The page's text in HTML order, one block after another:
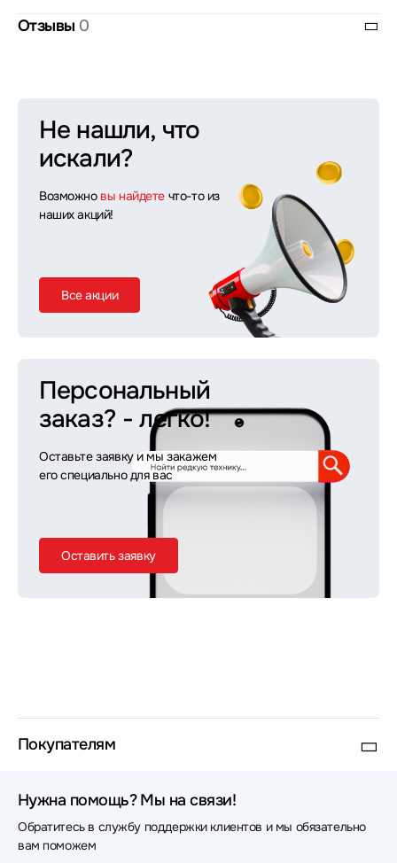
Отзывы 0
Не нашли, что
искали?
Возможно вы найдете что-то из
наших акций!
Все акции
Персональный
заказ? - легко!
Оставьте заявку и мы закажем
его специально для вас
Оставить заявку
Покупателям
Нужна помощь? Мы на связи!
Обратитесь в службу поддержки клиентов и мы обязательно
вам поможем